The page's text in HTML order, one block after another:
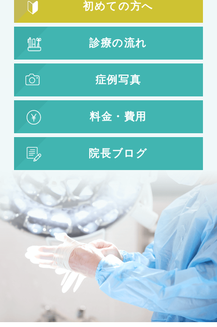
鼻の整形
鼻の施術
鼻筋整え骨切り
鼻尖形成 鼻翼拡大
小鼻縮小 鼻中隔延長
鷲鼻整形
口の整形
ガミースマイル
唇の整形 人中短縮
お肌の治療
若返り治療
プラズマシャワー
水光注射
キューブライト
刺青除去
刺青（タトゥー）除去
初めての方へ
診療の流れ
症例写真
料金・費用
院長ブログ